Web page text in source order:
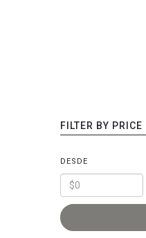
FILTER BY PRICE
DESDE